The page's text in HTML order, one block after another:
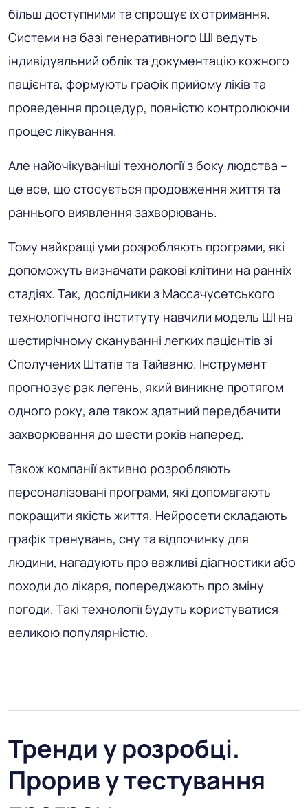
більш доступними та спрощує їх отримання.
Системи на базі генеративного ШІ ведуть
індивідуальний облік та документацію кожного
пацієнта, формують графік прийому ліків та
проведення процедур, повністю контролюючи
процес лікування.
Але найочікуваніші технології з боку людства –
це все, що стосується продовження життя та
раннього виявлення захворювань.
Тому найкращі уми розробляють програми, які
допоможуть визначати ракові клітини на ранніх
стадіях. Так, дослідники з Массачусетського
технологічного інституту навчили модель ШІ на
шестирічному скануванні легких пацієнтів зі
Сполучених Штатів та Тайваню. Інструмент
прогнозує рак легень, який виникне протягом
одного року, але також здатний передбачити
захворювання до шести років наперед.
Також компанії активно розробляють
персоналізовані програми, які допомагають
покращити якість життя. Нейросети складають
графік тренувань, сну та відпочинку для
людини, нагадують про важливі діагностики або
походи до лікаря, попереджають про зміну
погоди. Такі технології будуть користуватися
великою популярністю.
Тренди у розробці.
Прорив у тестування